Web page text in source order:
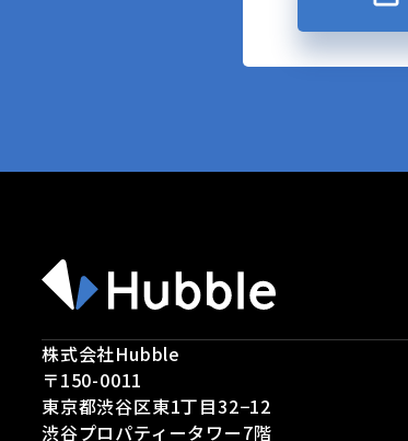
株式会社Hubble
〒150-0011
東京都渋谷区東1丁目32−12
渋谷プロパティータワー7階